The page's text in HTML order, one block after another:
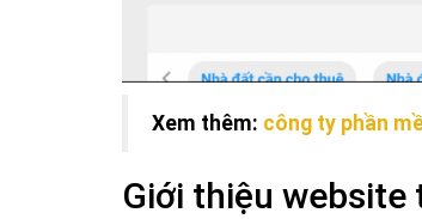
Xem thêm: công ty phần
Giới thiệu website